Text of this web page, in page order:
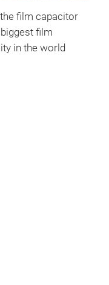
film capacitor
film
in the world